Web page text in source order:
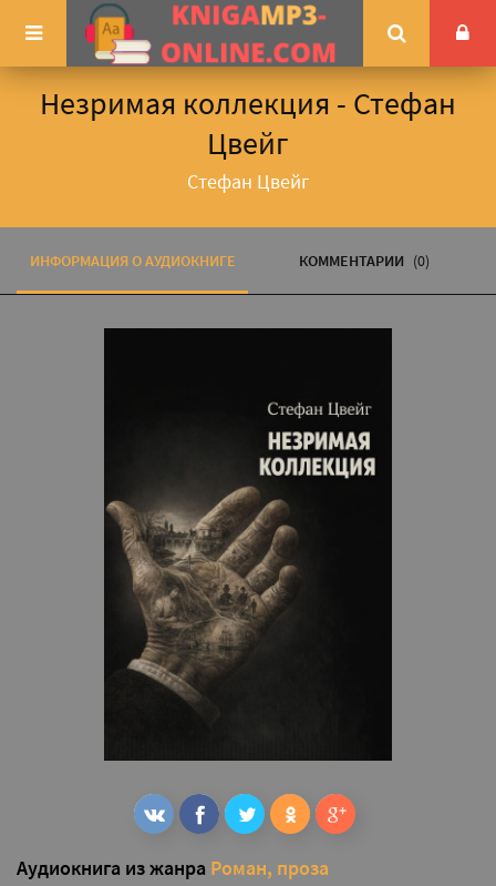
Незримая коллекция - Стефан
Цвейг
Стефан Цвейг
ИНФОРМАЦИЯ О АУДИОКНИГЕ КОММЕНТАРИИ (0)
Аудиокнига из жанра Роман, проза